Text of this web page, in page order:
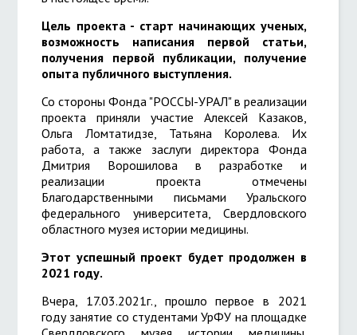
Цель проекта - старт начинающих ученых,
возможность написания первой статьи,
получения первой публикации, получение
опыта публичного выступления.
Со стороны Фонда "РОССЫ-УРАЛ" в реализации
проекта приняли участие Алексей Казаков,
Ольга Ломтатидзе, Татьяна Королева. Их
работа, а также заслуги директора Фонда
Дмитрия Ворошилова в разработке и
реализации проекта отмечены
Благодарственными письмами Уральского
федерального университета, Свердловского
областного музея истории медицины.
Этот успешный проект будет продолжен в
2021 году.
Вчера, 17.03.2021г., прошло первое в 2021
году занятие со студентами УрФУ на площадке